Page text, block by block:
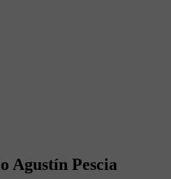
Agustín Pescia